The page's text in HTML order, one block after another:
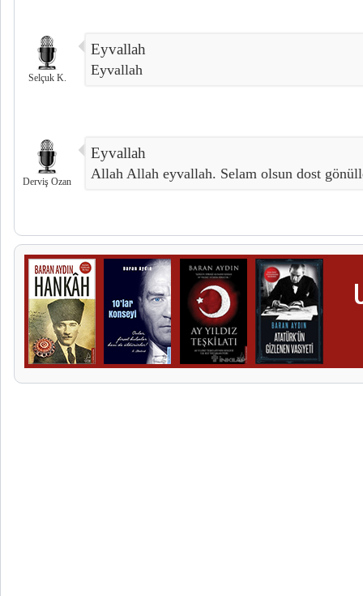
Selçuk K.
Eyvallah
Eyvallah
Derviş Ozan
Eyvallah
Allah Allah eyvallah. Selam olsun dost